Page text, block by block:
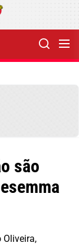
são
Oliveira,